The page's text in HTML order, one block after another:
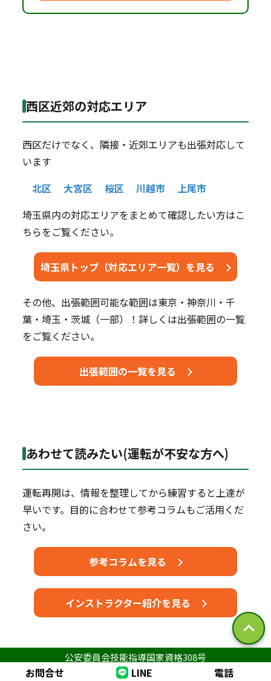
西区近郊の対応エリア
西区だけでなく、隣接・近郊エリアも出張対応して
います
北区
大宮区 桜区 川越市
上尾市
埼玉県内の対応エリアをまとめて確認したい方はこ
ちらをご覧ください。
埼玉県トップ（対応エリア一覧）を見る
その他、出張範囲可能な範囲は東京・神奈川・千
葉・埼玉・茨城（一部）！詳しくは出張範囲の一覧
をご覧ください。
出張範囲の一覧を見る
あわせて読みたい(運転が不安な方へ)
運転再開は、情報を整理してから練習すると上達が
早いです。目的に合わせて参考コラムもご活用くだ
さい。
参考コラムを見る
インストラクター紹介を見る
公安委員会技能指導国家資格308号
お問合せ LINE 電話